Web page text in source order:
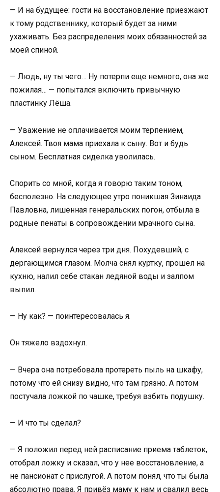
— И на будущее: гости на восстановление приезжают
к тому родственнику, который будет за ними
ухаживать. Без распределения моих обязанностей за
моей спиной.
— Людь, ну ты чего… Ну потерпи еще немного, она же
пожилая… — попытался включить привычную
пластинку Лёша.
— Уважение не оплачивается моим терпением,
Алексей. Твоя мама приехала к сыну. Вот и будь
сыном. Бесплатная сиделка уволилась.
Спорить со мной, когда я говорю таким тоном,
бесполезно. На следующее утро поникшая Зинаида
Павловна, лишенная генеральских погон, отбыла в
родные пенаты в сопровождении мрачного сына.
Алексей вернулся через три дня. Похудевший, с
дергающимся глазом. Молча снял куртку, прошел на
кухню, налил себе стакан ледяной воды и залпом
выпил.
— Ну как? — поинтересовалась я.
Он тяжело вздохнул.
— Вчера она потребовала протереть пыль на шкафу,
потому что ей снизу видно, что там грязно. А потом
постучала ложкой по чашке, требуя взбить подушку.
— И что ты сделал?
— Я положил перед ней расписание приема таблеток,
отобрал ложку и сказал, что у нее восстановление, а
не пансионат с прислугой. А потом понял, что ты была
абсолютно права. Я привёз маму к нам и свалил весь